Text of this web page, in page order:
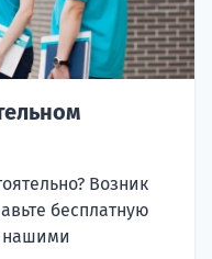
Возник
бесплатную
нашими